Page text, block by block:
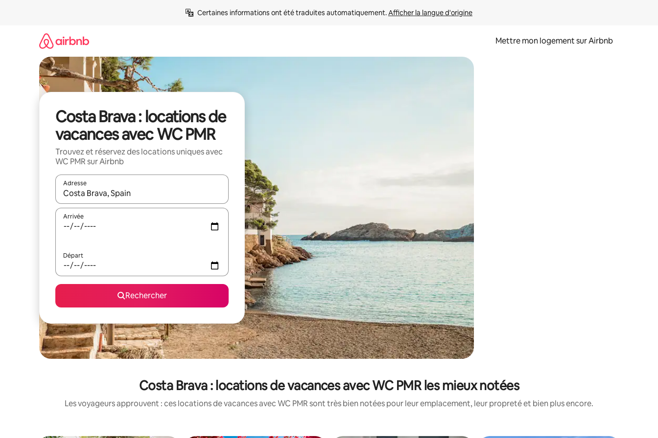
Certaines informations ont été traduites automatiquement. Afficher la langue d'origine
Mettre mon logement sur Airbnb
Costa Brava : locations de
vacances avec WC PMR
Trouvez et réservez des locations uniques avec
WC PMR sur Airbnb
Adresse
Lorsque les résultats s'affichent, utilisez les flèches vers le haut et vers le bas pour les parcourir ou en appuyant et en faisant glisser.
Arrivée
Départ
Rechercher
Costa Brava : locations de vacances avec WC PMR les mieux notées
Les voyageurs approuvent : ces locations de vacances avec WC PMR sont très bien notées pour leur emplacement, leur propreté et bien plus encore.